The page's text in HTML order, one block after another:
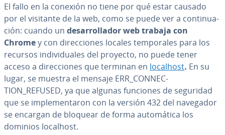
El fallo en la conexión no tiene por qué estar causado
por el visitante de la web, como se puede ver a co­n­ti­nua­
ción: cuando un de­sa­rro­lla­dor web trabaja con
Chromey con di­re­c­cio­nes locales te­m­po­ra­les para los
recursos in­di­vi­dua­les del proyecto, no puede tener
acceso a di­re­c­cio­nes que terminan en localhost. En su
lugar, se muestra el mensaje ERR_CO­N­NE­C­
TION_REFUSED, ya que algunas funciones de seguridad
que se im­ple­me­n­ta­ron con la versión 432 del navegador
se encargan de bloquear de forma au­to­má­ti­ca los
dominios localhost.